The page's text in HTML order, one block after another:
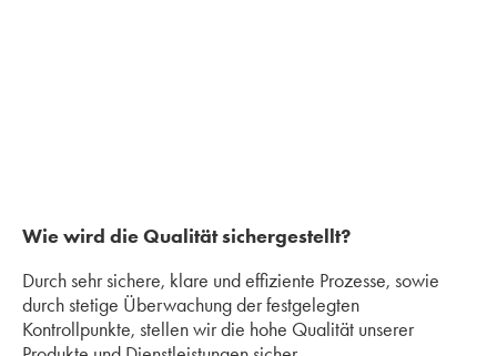
Wie wird die Qualität sichergestellt?
Durch sehr sichere, klare und effiziente Prozesse, sowie
durch stetige Überwachung der festgelegten
Kontrollpunkte, stellen wir die hohe Qualität unserer